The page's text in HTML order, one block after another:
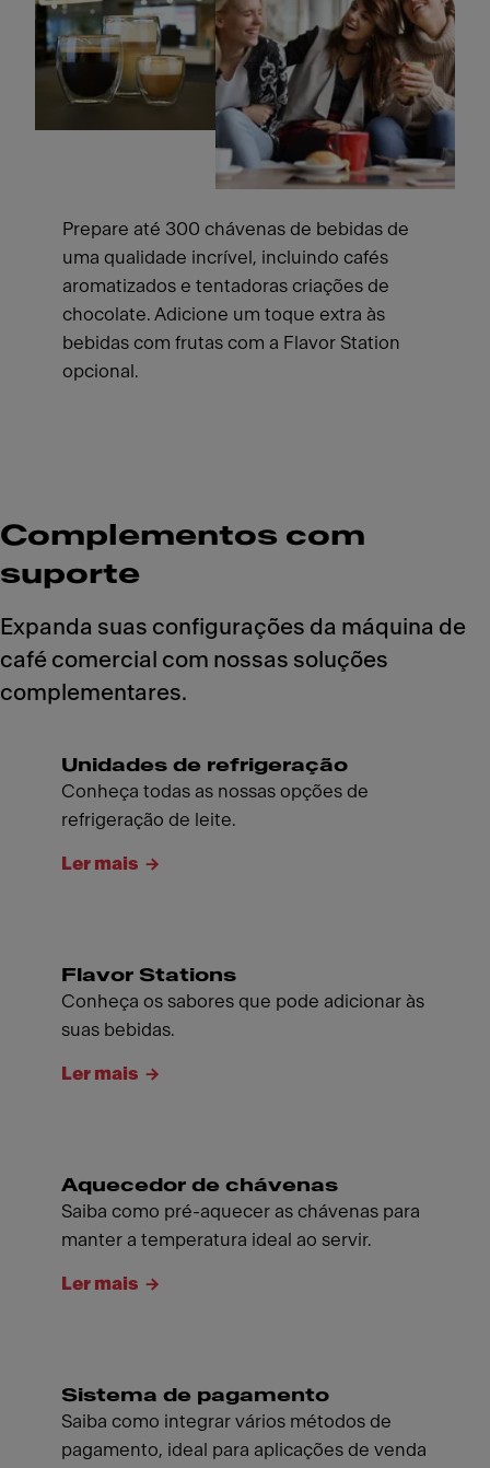
Prepare até 300 chávenas de bebidas de
uma qualidade incrível, incluindo cafés
aromatizados e tentadoras criações de
chocolate. Adicione um toque extra às
bebidas com frutas com a Flavor Station
opcional.
Complementos com
suporte
Expanda suas configurações da máquina de
café comercial com nossas soluções
complementares.
Unidades de refrigeração
Conheça todas as nossas opções de
refrigeração de leite.
Ler mais
Flavor Stations
Conheça os sabores que pode adicionar às
suas bebidas.
Ler mais
Aquecedor de chávenas
Saiba como pré-aquecer as chávenas para
manter a temperatura ideal ao servir.
Ler mais
Sistema de pagamento
Saiba como integrar vários métodos de
pagamento, ideal para aplicações de venda